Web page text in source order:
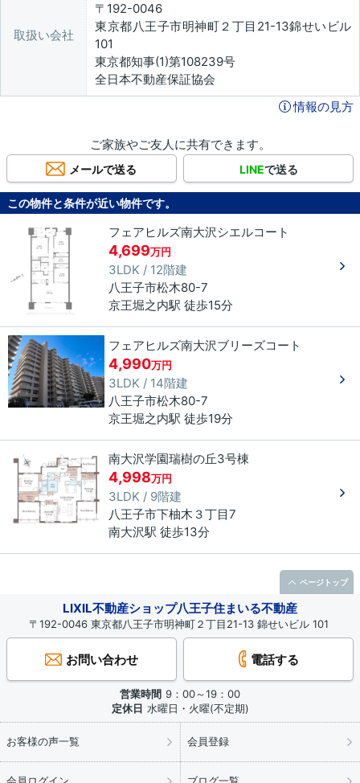
取扱い会社
〒192-0046
東京都八王子市明神町２丁目21-13錦せいビル
101
東京都知事(1)第108239号
全日本不動産保証協会
情報の見方
ご家族やご友人に共有できます。
メールで送る LINEで送る
この物件と条件が近い物件です。
フェアヒルズ南大沢シエルコート
4,699万円
3LDK / 12階建
八王子市松木80-7
京王堀之内駅 徒歩15分
フェアヒルズ南大沢ブリーズコート
4,990万円
3LDK / 14階建
八王子市松木80-7
京王堀之内駅 徒歩19分
南大沢学園瑞樹の丘3号棟
4,998万円
3LDK / 9階建
八王子市下柚木 ３丁目7
南大沢駅 徒歩13分
LIXIL不動産ショップ八王子住まいる不動産
〒192-0046 東京都八王子市明神町２丁目21-13 錦せいビル 101
お問い合わせ 電話する
営業時間 9：00～19：00
定休日 水曜日・火曜(不定期)
お客様の声一覧 会員登録
ページトップ